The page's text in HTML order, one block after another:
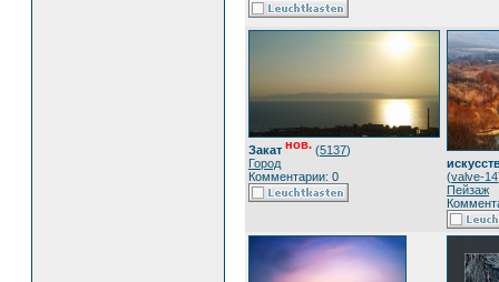
Закат нов. (5137)
Город
Комментарии: 0
(valve-14
Пейзаж